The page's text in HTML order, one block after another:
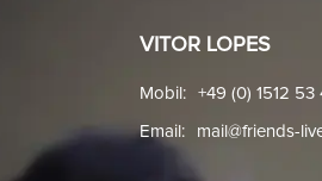
VITOR LOPES
Mobil: +49 (0) 1512 53
Email: mail@friends-